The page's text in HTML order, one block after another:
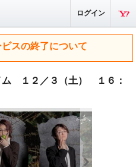
ログイン
スの終了について
ム １２／３（土） １６：